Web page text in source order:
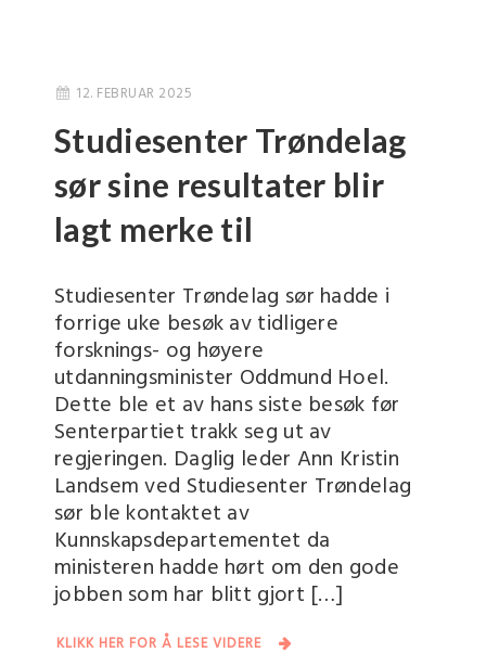
12. FEBRUAR 2025
Studiesenter Trøndelag
sør sine resultater blir
lagt merke til
Studiesenter Trøndelag sør hadde i
forrige uke besøk av tidligere
forsknings- og høyere
utdanningsminister Oddmund Hoel.
Dette ble et av hans siste besøk før
Senterpartiet trakk seg ut av
regjeringen. Daglig leder Ann Kristin
Landsem ved Studiesenter Trøndelag
sør ble kontaktet av
Kunnskapsdepartementet da
ministeren hadde hørt om den gode
jobben som har blitt gjort […]
KLIKK HER FOR Å LESE VIDERE